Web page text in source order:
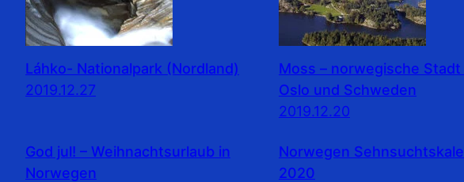
Láhko- Nationalpark (Nordland)
2019.12.27
Moss – norwegische
Oslo und Schweden
2019.12.20
God jul! – Weihnachtsurlaub in
Norwegen
Norwegen
2020